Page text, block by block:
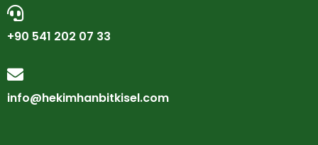
+90 541 202 07 33
info@hekimhanbitkisel.com